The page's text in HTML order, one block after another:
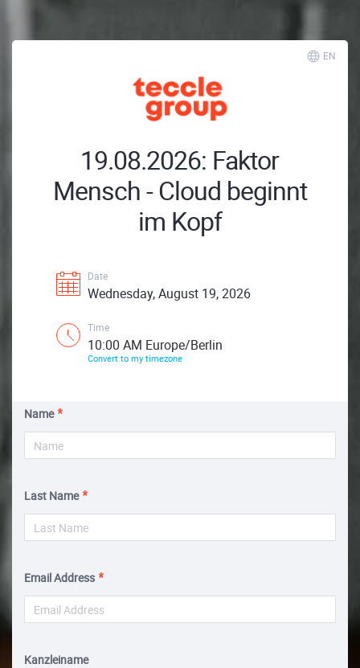
EN
19.08.2026: Faktor
Mensch - Cloud beginnt
im Kopf
Date
Wednesday, August 19, 2026
Time
10:00 AM Europe/Berlin
Convert to my timezone
Name
Last Name
Email Address
Kanzleiname